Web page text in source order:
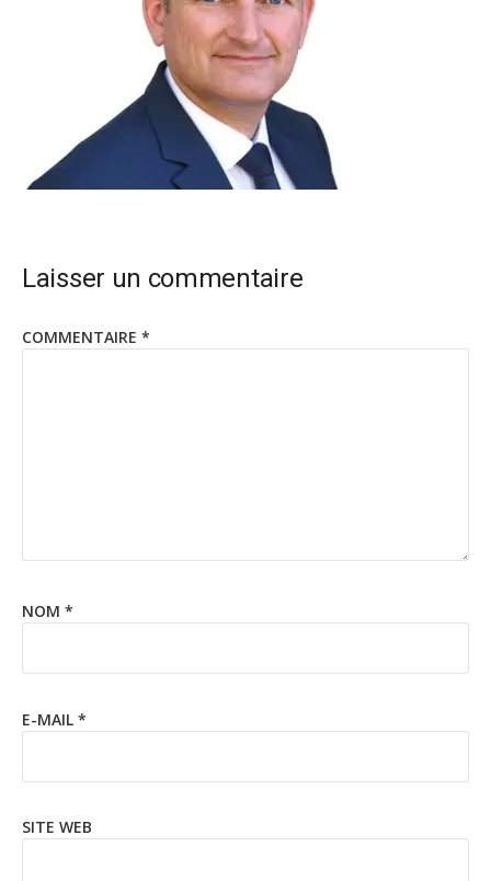
Laisser un commentaire
COMMENTAIRE *
NOM *
E-MAIL *
SITE WEB